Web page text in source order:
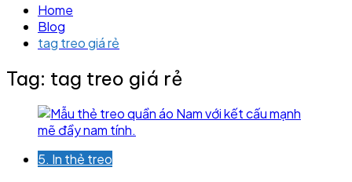
Home
Blog
tag treo giá rẻ
Tag: tag treo giá rẻ
5. In thẻ treo